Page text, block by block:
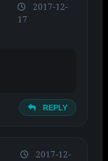
2017-12-
17
REPLY
2017-12-